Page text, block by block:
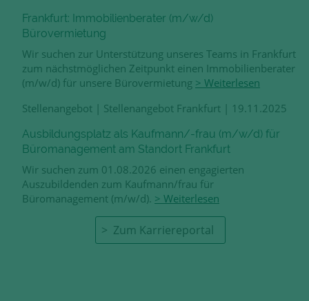
Frankfurt: Immobilienberater (m/w/d)
Bürovermietung
Wir suchen zur Unterstützung unseres Teams in Frankfurt
zum nächstmöglichen Zeitpunkt einen Immobilienberater
(m/w/d) für unsere Bürovermietung > Weiterlesen
Stellenangebot | Stellenangebot Frankfurt | 19.11.2025
Ausbildungsplatz als Kaufmann/-frau (m/w/d) für
Büromanagement am Standort Frankfurt
Wir suchen zum 01.08.2026 einen engagierten
Auszubildenden zum Kaufmann/frau für
Büromanagement (m/w/d). > Weiterlesen
Zum Karriereportal